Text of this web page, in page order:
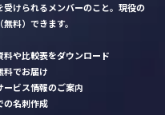
けられるメンバーのこと。現役の
料）できます。
料や比較表をダウンロード
料でお届け
ビス情報のご案内
の名刺作成